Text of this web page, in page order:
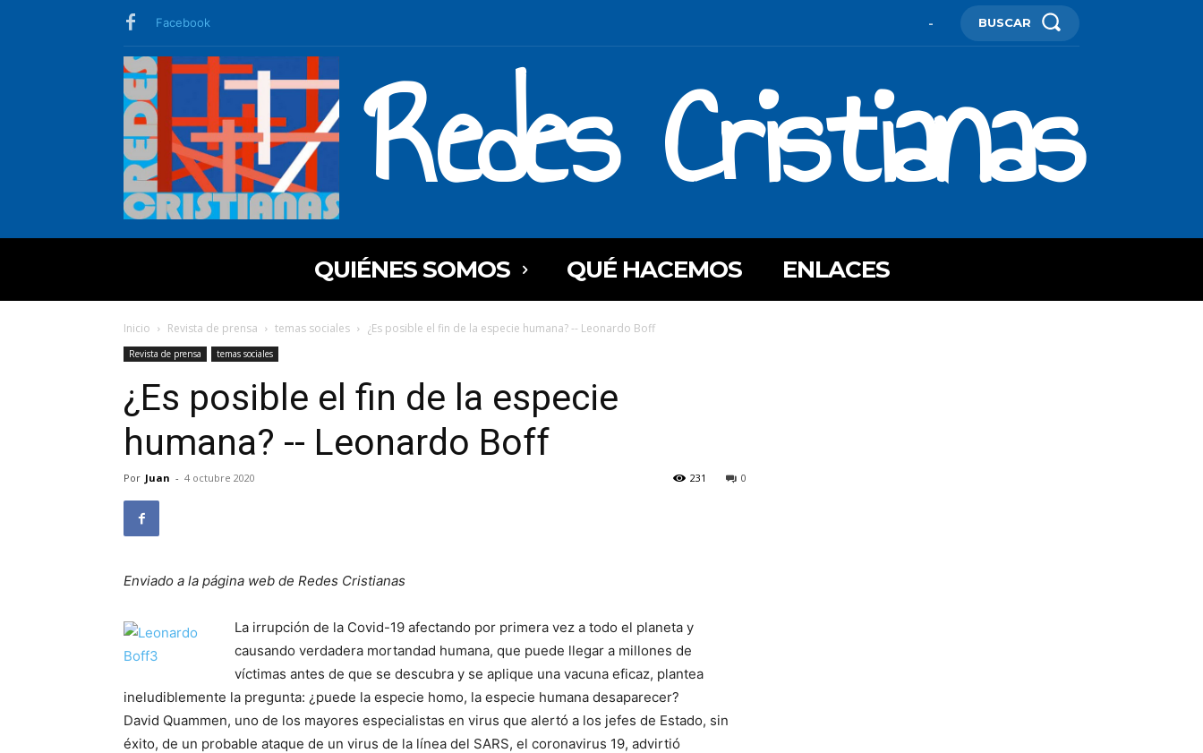
Facebook - BUSCAR
Redes Cristianas
QUIÉNES SOMOS QUÉ HACEMOS ENLACES
Inicio Revista de prensa temas sociales ¿Es posible el fin de la especie humana? -- Leonardo Boff
Revista de prensa temas sociales
¿Es posible el fin de la especie
humana? -- Leonardo Boff
Por Juan - 4 octubre 2020 0
231
Enviado a la página web de Redes Cristianas
La irrupción de la Covid-19 afectando por primera vez a todo el planeta y
causando verdadera mortandad humana, que puede llegar a millones de
víctimas antes de que se descubra y se aplique una vacuna eficaz, plantea
ineludiblemente la pregunta: ¿puede la especie homo, la especie humana desaparecer?
David Quammen, uno de los mayores especialistas en virus que alertó a los jefes de Estado, sin
éxito, de un probable ataque de un virus de la línea del SARS, el coronavirus 19, advirtió